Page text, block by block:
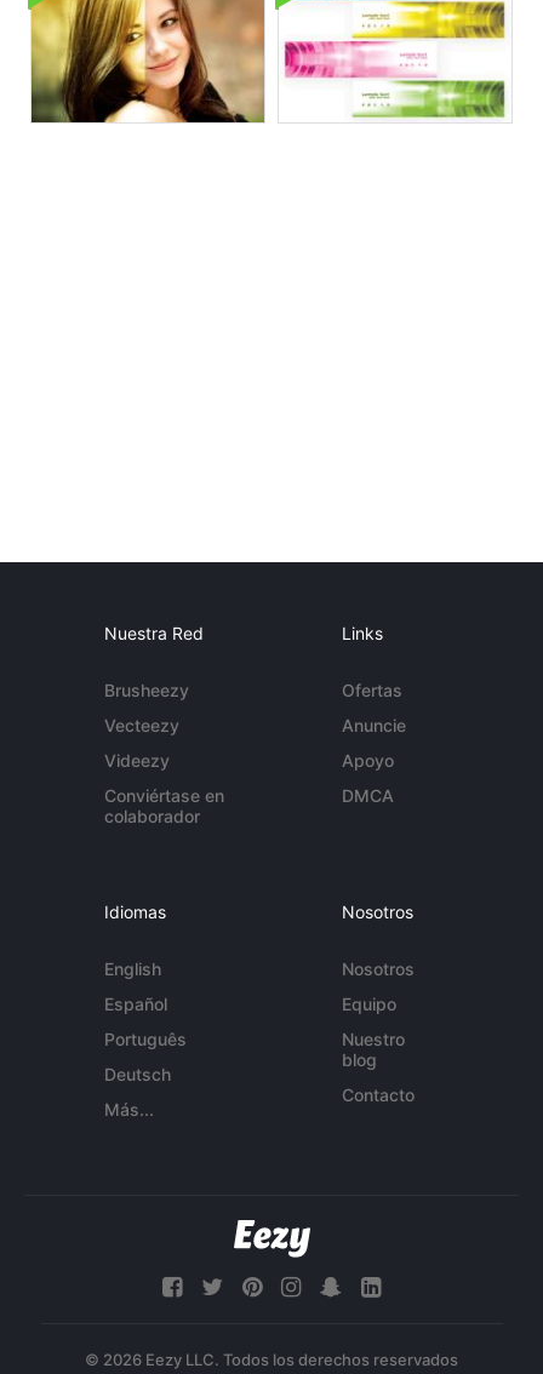
Nuestra Red
Brusheezy
Vecteezy
Videezy
Conviértase en
colaborador
Links
Ofertas
Anuncie
Apoyo
DMCA
Idiomas
English
Español
Português
Deutsch
Más...
Nosotros
Nosotros
Equipo
Nuestro
blog
Contacto
© 2026 Eezy LLC. Todos los derechos reservados